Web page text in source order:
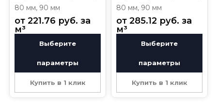
80 мм, 90 мм
от 221.76 руб.
м³
Выберите
параметры
Купить в 1 клик
80 мм, 90 мм
от 285.12 руб.
м³
Выберите
параметры
Купить в 1 клик